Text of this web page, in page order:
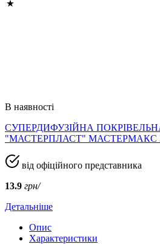
В наявності
СУПЕРДИФУЗІЙНА
"МАСТЕРПЛАСТ" МАСТЕРМАКС
від офіційного представника
13.9 грн/
Детальніше
Опис
Характеристики